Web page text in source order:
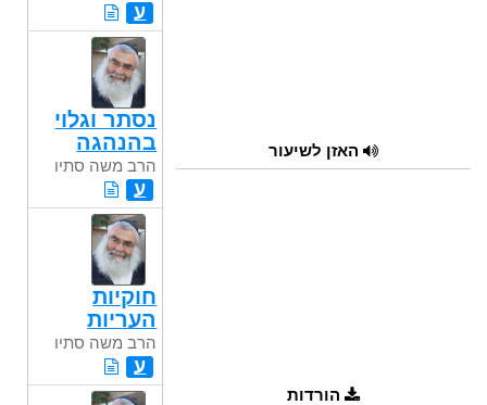
האזן לשיעור
הורדות
ע
נסתר וגלוי
בהנהגה
הרב משה סתיו
ע
חוקיות
העריות
הרב משה סתיו
ע